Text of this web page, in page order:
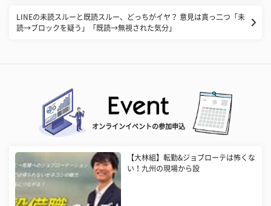
LINEの未読スルーと既読スルー、どっちがイヤ？ 意見は真っ二つ「未
読→ブロックを疑う」「既読→無視された気分」
オンラインイベントの参加申込
【大林組】転勤&ジョブローテは怖くな
い！九州の現場から設